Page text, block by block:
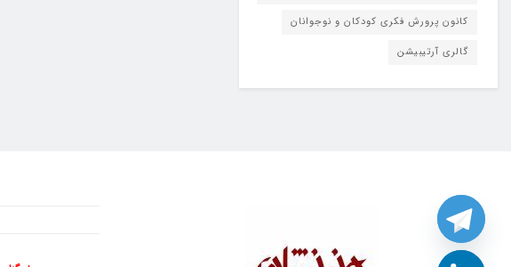
کانون پرورش فکری کودکان و نوجوانان
گالری آرتیبیشن